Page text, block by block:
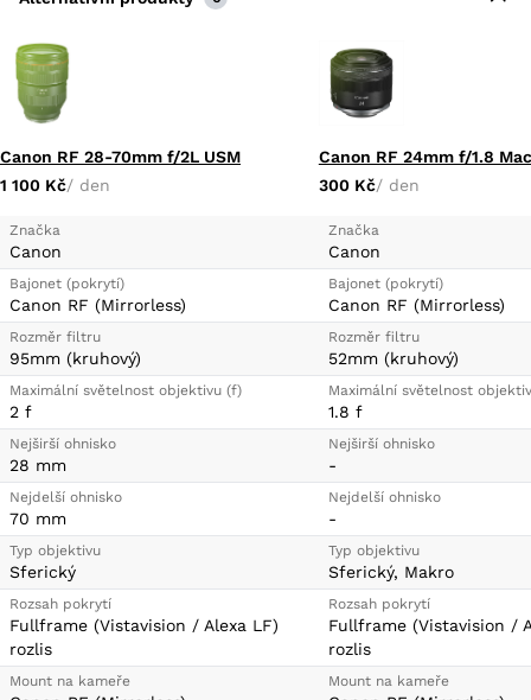
i pokročilého fotografa akcí.
Optický zoom: 2,5 x
Maximální ohnisková vzdálenost: 70 mm
Světelnost objektivu - nejkratší ohnisko (F): 2,8
Světelnost objektivu - nejdelší ohnisko (F): 2,8
Konstrukce objektivu: 21 členů / 15 skupin
Stabilizátor optický: Ano
Typ slunecní clony: EW-88E
Délka objektivu: 125,7 mm
Vhodný pro formát snímače: Full Frame
Typ bajonetu: Canon RF
Minimální zaostřovací vzdálenost: 21 cm
Hmotnost: 900 g
Utěsnění (prach/vlhkost): Ano
Canon RF 28-70mm f/2L USM
1 100 Kč/ den
Značka
Canon
Bajonet (pokrytí)
Canon RF (Mirrorless)
Rozměr filtru
95mm (kruhový)
Maximální světelnost objektivu (f)
2 f
Nejširší ohnisko
28 mm
Nejdelší ohnisko
70 mm
Typ objektivu
Sferický
Rozsah pokrytí
Fullframe (Vistavision / Alexa LF)
rozlis
Mount na kameře
Canon RF 24mm f/1.8
300 Kč/ den
Značka
Canon
Bajonet (pokrytí)
Canon RF (Mirrorless)
Rozměr filtru
52mm (kruhový)
Maximální světelnost
1.8 f
Nejširší ohnisko
-
Nejdelší ohnisko
-
Typ objektivu
Sferický, Makro
Rozsah pokrytí
Fullframe (Vistavision /
rozlis
Mount na kameře